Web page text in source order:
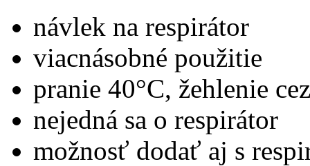
návlek na respirátor
viacnásobné použitie
pranie 40°C, žehlenie
nejedná sa o respirátor
možnosť dodať aj s